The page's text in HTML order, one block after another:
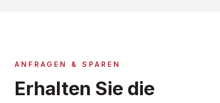
ANFRAGEN & SPAREN
Erhalten Sie die